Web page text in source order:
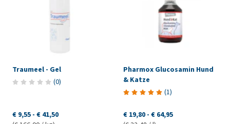
Traumeel - Gel
(0)
€ 9,55 - € 41,50
Pharmox Glucosamin Hund
& Katze
(1)
€ 19,80 - € 64,95